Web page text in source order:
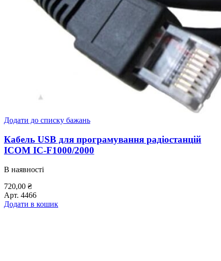
Додати до списку бажань
Кабель USB для програмування радіостанцій
ICOM IC-F1000/2000
В наявності
720,00 ₴
Арт. 4466
Додати в кошик